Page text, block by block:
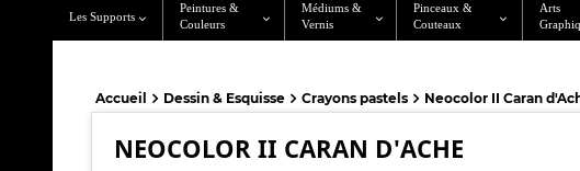
Les Supports
Peintures &
Couleurs
Médiums &
Vernis
Pinceaux &
Couteaux
Arts
Accueil Dessin & Esquisse Crayons pastels Neocolor II Caran
NEOCOLOR II CARAN D'ACHE